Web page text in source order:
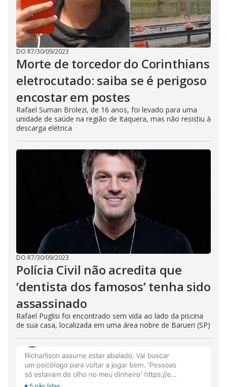
DO R7/30/09/2023
Morte de torcedor do Corinthians
eletrocutado: saiba se é perigoso
encostar em postes
Rafael Suman Brolezi, de 16 anos, foi levado para uma
unidade de saúde na região de Itaquera, mas não resistiu à
descarga elétrica
DO R7/30/09/2023
Polícia Civil não acredita que
‘dentista dos famosos’ tenha sido
assassinado
Rafael Puglisi foi encontrado sem vida ao lado da piscina
de sua casa, localizada em uma área nobre de Barueri (SP)